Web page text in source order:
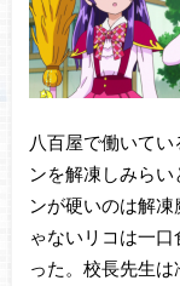
八百屋で働いて
ンを解凍しみら
ンが硬いのは解
ゃないリコは一
った。校長先生